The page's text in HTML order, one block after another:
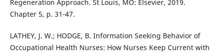
Regeneration Approach. St Louis, MO: Elsevier, 2019.
Chapter 5, p. 31-47.
LATHEY, J. W.; HODGE, B. Information Seeking Behavior of
Occupational Health Nurses: How Nurses Keep Current with